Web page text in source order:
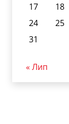
17
18
24
25
31
« Лип